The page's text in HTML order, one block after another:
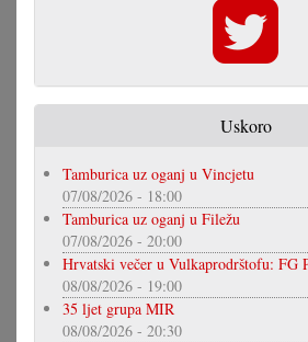
Uskoro
Tamburica uz oganj u Vincjetu
07/08/2026 - 18:00
Tamburica uz oganj u Filežu
07/08/2026 - 20:00
Hrvatski večer u Vulkaprodrštofu: FG
08/08/2026 - 19:00
35 ljet grupa MIR
08/08/2026 - 20:30